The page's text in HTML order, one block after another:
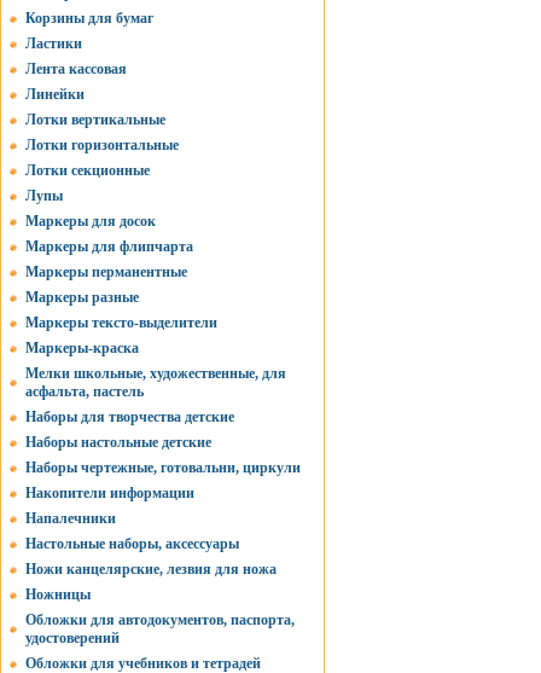
Корзины для бумаг
Ластики
Лента кассовая
Линейки
Лотки вертикальные
Лотки горизонтальные
Лотки секционные
Лупы
Маркеры для досок
Маркеры для флипчарта
Маркеры перманентные
Маркеры разные
Маркеры тексто-выделители
Маркеры-краска
Мелки школьные, художественные, для
асфальта, пастель
Наборы для творчества детские
Наборы настольные детские
Наборы чертежные, готовальни, циркули
Накопители информации
Напалечники
Настольные наборы, аксессуары
Ножи канцелярские, лезвия для ножа
Ножницы
Обложки для автодокументов, паспорта,
удостоверений
Обложки для учебников и тетрадей